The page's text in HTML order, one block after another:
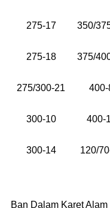
275-17 350/
275-18 375/
275/300-21 400-
300-10 400-
300-14 120/
Ban Dalam Karet